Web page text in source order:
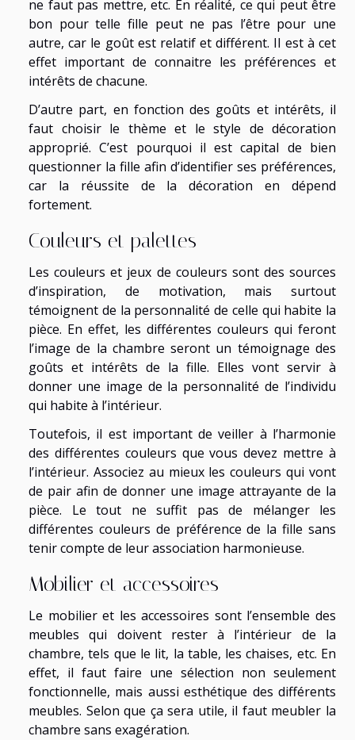
ne faut pas mettre, etc. En réalité, ce qui peut être
bon pour telle fille peut ne pas l’être pour une
autre, car le goût est relatif et différent. Il est à cet
effet important de connaitre les préférences et
intérêts de chacune.
D’autre part, en fonction des goûts et intérêts, il
faut choisir le thème et le style de décoration
approprié. C’est pourquoi il est capital de bien
questionner la fille afin d’identifier ses préférences,
car la réussite de la décoration en dépend
fortement.
Couleurs et palettes
Les couleurs et jeux de couleurs sont des sources
d’inspiration, de motivation, mais surtout
témoignent de la personnalité de celle qui habite la
pièce. En effet, les différentes couleurs qui feront
l’image de la chambre seront un témoignage des
goûts et intérêts de la fille. Elles vont servir à
donner une image de la personnalité de l’individu
qui habite à l’intérieur.
Toutefois, il est important de veiller à l’harmonie
des différentes couleurs que vous devez mettre à
l’intérieur. Associez au mieux les couleurs qui vont
de pair afin de donner une image attrayante de la
pièce. Le tout ne suffit pas de mélanger les
différentes couleurs de préférence de la fille sans
tenir compte de leur association harmonieuse.
Mobilier et accessoires
Le mobilier et les accessoires sont l’ensemble des
meubles qui doivent rester à l’intérieur de la
chambre, tels que le lit, la table, les chaises, etc. En
effet, il faut faire une sélection non seulement
fonctionnelle, mais aussi esthétique des différents
meubles. Selon que ça sera utile, il faut meubler la
chambre sans exagération.